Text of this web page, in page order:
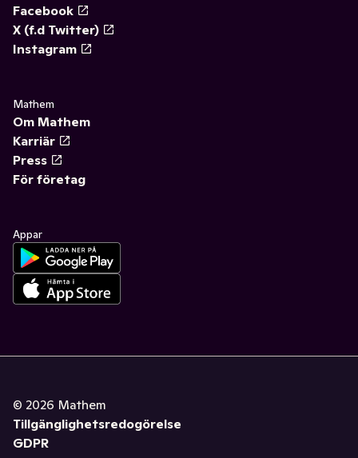
Facebook
X (f.d Twitter)
Instagram
Mathem
Om Mathem
Karriär
Press
För företag
Appar
© 2026 Mathem
Tillgänglighetsredogörelse
GDPR